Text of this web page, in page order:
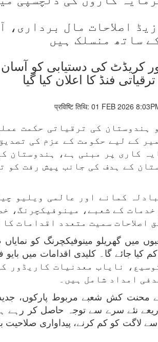
اصلاحات مال برداری،
کے ساتھ منسلک ہیں
فنڈ کا اعلان کیا گیا
प्रविष्टि तिथि: 01 FEB 2026
برآمدات کو ہندوستان کی ترقیاتی
کے لیے حکومت کے عزم کی
کاری پر مبنی ہے، ہندوستان
کے ہدف کی جانب پیش رفت کو
کمانے اور عالمی ویلیو
کے شعبے، مینوفیکچرنگ،
سمیت متعدد اقدامات کا
گھریلو مینوفیکچرنگ کو نمایاں
نایاب معدنیات کاریڈور
امداد شامل ہیں۔
محنت کش شعبے مربوط پارکوں،
نئے سرے سے توجہ حاصل کر رہے
کو بحال کرنے سے لاگت کو کم کرنے، پیداواری